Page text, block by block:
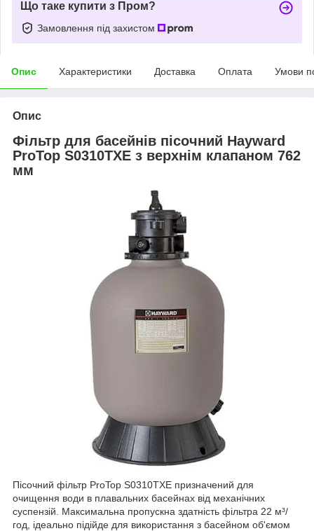
Що таке купити з Пром?
Замовлення під захистом
Опис Характеристики Доставка Оплата Умови
Опис
Фільтр для басейнів пісочний Hayward
ProTop S0310TXE з верхнім клапаном 762
мм
Пісочний фільтр ProTop S0310TXE призначений для
очищення води в плавальних басейнах від механічних
суспензій. Максимальна пропускна здатність фільтра 22 м³/
год, ідеально підійде для використання з басейном об'ємом